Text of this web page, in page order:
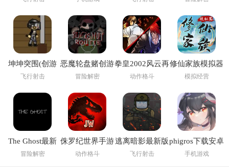
坤坤突围(创游
世界)
飞行射击
恶魔轮盘赌创游
版(创游世界)
冒险解密
拳皇2002风云再
起
动作格斗
修仙家族模拟器
6.2
模拟经营
The Ghost最新
版下载2026
冒险解密
侏罗纪世界手游
(Jurassic World
动作格斗
逃离暗影最新版
1.307 版本
飞行射击
phigros下载安卓
最新版2026
手机游戏